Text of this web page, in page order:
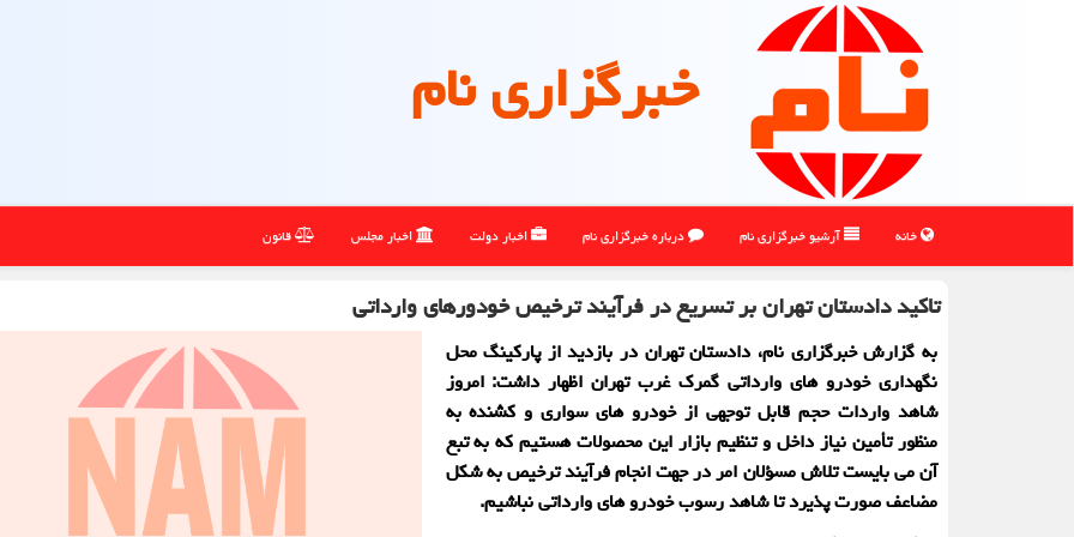
خبرگزاری نام
خانه آرشیو خبرگزاری نام درباره خبرگزاری نام اخبار دولت اخبار مجلس قانون
تاکید دادستان تهران بر تسریع در فرآیند ترخیص خودورهای وارداتی
به گزارش خبرگزاری نام، دادستان تهران در بازدید از پارکینگ محل
نگهداری خودرو های وارداتی گمرک غرب تهران اظهار داشت: امروز
شاهد واردات حجم قابل توجهی از خودرو های سواری و کشنده به
منظور تأمین نیاز داخل و تنظیم بازار این محصولات هستیم که به تبع
آن می بایست تلاش مسؤلان امر در جهت انجام فرآیند ترخیص به شکل
مضاعف صورت پذیرد تا شاهد رسوب خودرو های وارداتی نباشیم.